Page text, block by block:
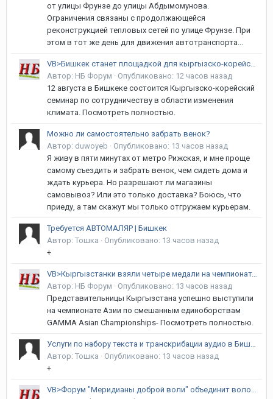
от улицы Фрунзе до улицы Абдымомунова.
Ограничения связаны с продолжающейся
реконструкцией тепловых сетей по улице Фрунзе. При
этом в тот же день для движения автотранспорта...
Автор: НБ Форум · Опубликовано: 12 часов назад
12 августа в Бишкеке состоится Кыргызско-корейский
семинар по сотрудничеству в области изменения
климата. Посмотреть полностью.
Можно ли самостоятельно забрать венок?
Автор: duwoyeb · Опубликовано: 13 часов назад
Я живу в пяти минутах от метро Рижская, и мне проще
самому съездить и забрать венок, чем сидеть дома и
ждать курьера. Но разрешают ли магазины
самовывоз? Или это только доставка? Боюсь, что
приеду, а там скажут мы только отгружаем курьерам.
Требуется АВТОМАЛЯР | Бишкек
Автор: Тошка · Опубликовано: 13 часов назад
+
VB>Кыргызстанки взяли четыре медали на чемпионате Азии по MMA
Автор: НБ Форум · Опубликовано: 13 часов назад
Представительницы Кыргызстана успешно выступили
на чемпионате Азии по смешанным единоборствам
GAMMA Asian Championships- Посмотреть полностью.
Автор: Тошка · Опубликовано: 13 часов назад
+